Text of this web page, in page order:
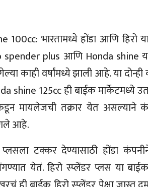
100cc: भारतामध्ये होंडा आणि हिरो
plus आणि Honda shine या
गेल्या काही वर्षांमध्ये झाली आहे. या
shine 125cc ही बाईक मार्केटमध्ये
मायलेजची तक्रार येत
आहे.
प्लसला टक्कर देण्यासाठी होंडा
येतं. हिरो स्प्लेंडर प्लस या